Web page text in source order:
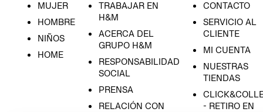
MUJER
HOMBRE
NIÑOS
HOME
TRABAJAR EN
H&M
ACERCA DEL
GRUPO H&M
RESPONSABILIDAD
SOCIAL
PRENSA
RELACIÓN CON
CONTACTO
SERVICIO AL
CLIENTE
MI CUENTA
NUESTRAS
TIENDAS
- RETIRO EN